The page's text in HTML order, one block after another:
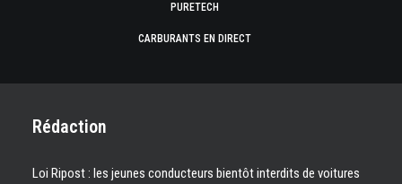
PURETECH
CARBURANTS EN DIRECT
Rédaction
Loi Ripost : les jeunes conducteurs bientôt interdits de voitures